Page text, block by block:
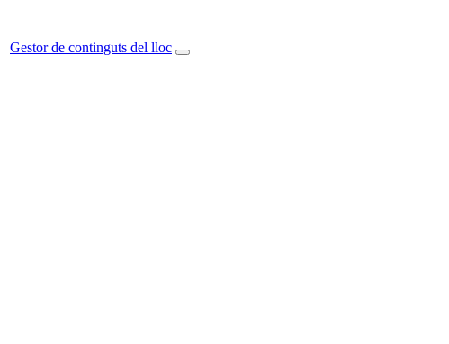
Gestor de continguts del lloc